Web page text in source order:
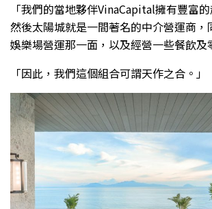
「我們的當地夥伴VinaCapital擁有豐富
然後太陽城就是一間著名的中介營運商，
娛樂場營運那一面，以及經營一些餐飲及
「因此，我們這個組合可謂天作之合。」